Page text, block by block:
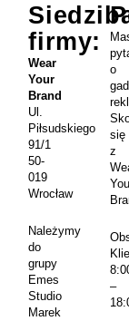
o
się
z
–
firmy:
Wear
Your
Brand
Ul.
Piłsudskiego
91/1
50-
019
Wrocław
Należymy
do
grupy
Emes
Studio
Marek